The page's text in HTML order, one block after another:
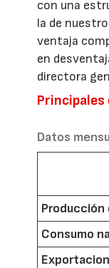
con una
la de
ventaja
en
directora
Datos
Consumo